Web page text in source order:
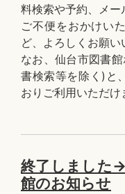
料検索や予約、メー
ご不便をおかけい
ど、よろしくお願い
なお、仙台市図書
書検索等を除く)と
おりご利用いただけ
終了しました
館のお知らせ